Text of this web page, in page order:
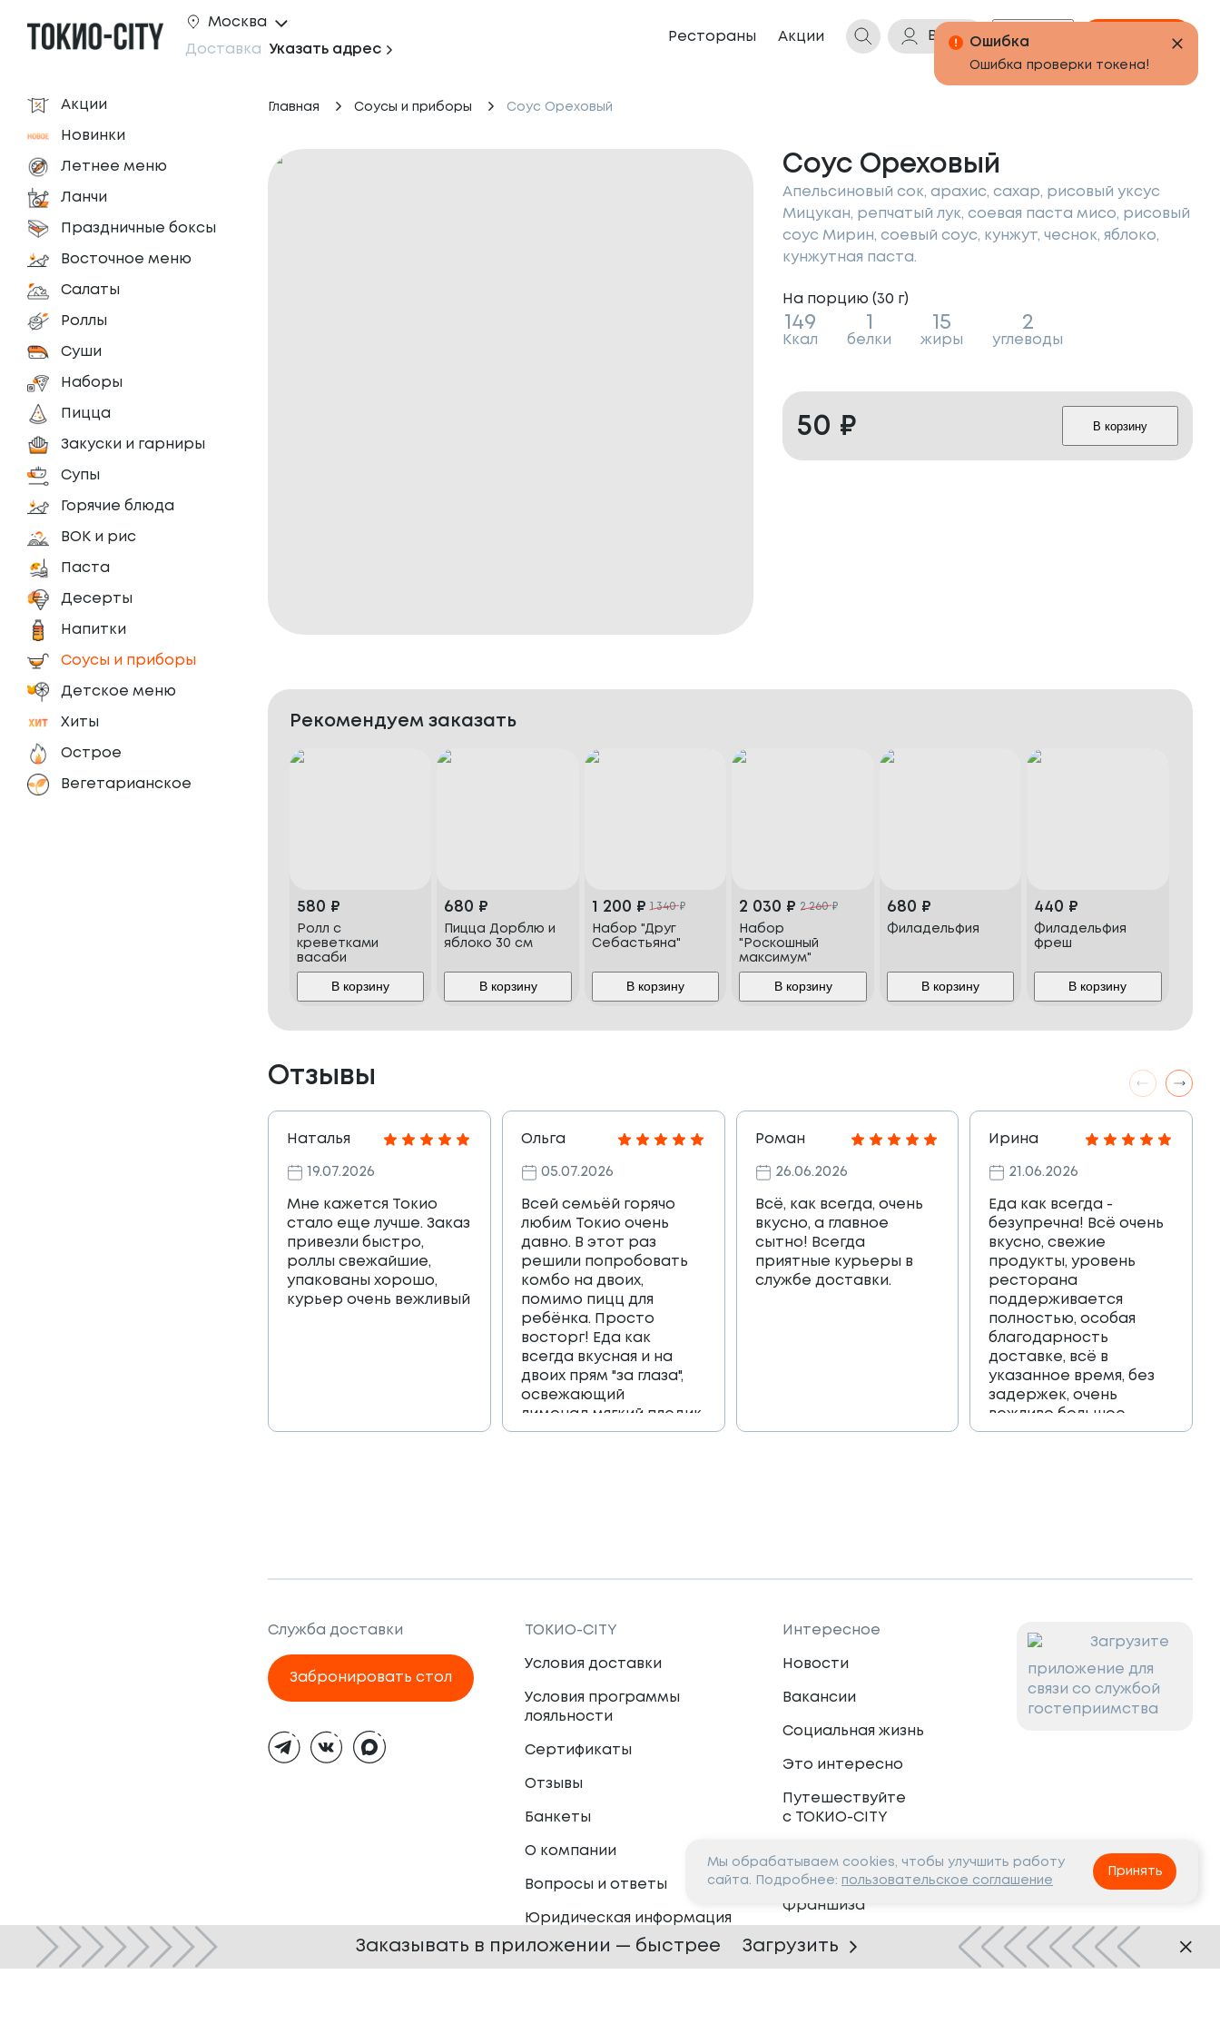
Москва
Доставка Указать адрес
Рестораны Акции Войти Бонусы Корзина
Акции
Новинки
Летнее меню
Ланчи
Праздничные боксы
Восточное меню
Салаты
Роллы
Суши
Наборы
Пицца
Закуски и гарниры
Супы
Горячие блюда
ВОК и рис
Паста
Десерты
Напитки
Соусы и приборы
Детское меню
Хиты
Острое
Вегетарианское
Главная Соусы и приборы Соус Ореховый
Соус Ореховый
Апельсиновый сок, арахис, сахар, рисовый уксус
Мицукан, репчатый лук, соевая паста мисо, рисовый
соус Мирин, соевый соус, кунжут, чеснок, яблоко,
кунжутная паста.
На порцию (30 г)
149
Ккал белки
15
жиры
2
углеводы
50 ₽ В корзину
Рекомендуем заказать
580 ₽
Ролл с
креветками
васаби
В корзину
680 ₽
Пицца Дорблю и
яблоко 30 см
В корзину
1 200 ₽ 1 340₽
Набор "Друг
Себастьяна"
В корзину
2 030 ₽ 2 260₽
Набор
"Роскошный
максимум"
В корзину
680 ₽
Филадельфия
В корзину
440 ₽
Филадельфия
фреш
В корзину
Отзывы
Наталья
19.07.2026
Мне кажется Токио
стало еще лучше. Заказ
привезли быстро,
роллы свежайшие,
упакованы хорошо,
курьер очень вежливый
Ольга
05.07.2026
Всей семьёй горячо
любим Токио очень
давно. В этот раз
решили попробовать
комбо на двоих,
помимо пицц для
ребёнка. Просто
восторг! Еда как
всегда вкусная и на
двоих прям "за глаза",
освежающий
лимонад,мягкий пледик
для пикника,и коробка
Роман
26.06.2026
Всё, как всегда, очень
вкусно, а главное
сытно! Всегда
приятные курьеры в
службе доставки.
Ирина
21.06.2026
Еда как всегда -
безупречна! Всё очень
вкусно, свежие
продукты, уровень
ресторана
поддерживается
полностью, особая
благодарность
доставке, всё в
указанное время, без
задержек, очень
вежливо большое
спасибо!!!
Служба доставки
Забронировать стол
тема
ТОКИО-CITY
Условия доставки
Условия программы
лояльности
Сертификаты
Отзывы
Банкеты
О компании
Вопросы и ответы
Юридическая информация
Интересное
Новости
Вакансии
Социальная жизнь
Это интересно
Путешествуйте
с ТОКИО-CITY
Партнёрам
Франшиза
Сотрудничество
Загрузите
приложение для
связи со службой
гостеприимства
Мы обрабатываем cookies, чтобы улучшить работу
сайта. Подробнее: пользовательское соглашение
Принять
Заказывать в приложении — быстрее Загрузить